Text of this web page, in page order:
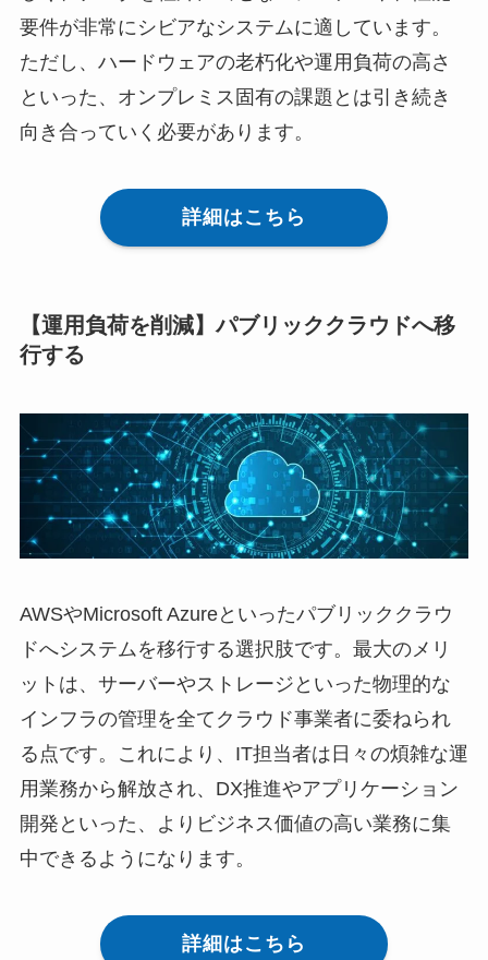
要件が非常にシビアなシステムに適しています。
ただし、ハードウェアの老朽化や運用負荷の高さ
といった、オンプレミス固有の課題とは引き続き
向き合っていく必要があります。
詳細はこちら
【運用負荷を削減】パブリッククラウドへ移
行する
AWSやMicrosoft Azureといったパブリッククラウ
ドへシステムを移行する選択肢です。最大のメリ
ットは、サーバーやストレージといった物理的な
インフラの管理を全てクラウド事業者に委ねられ
る点です。これにより、IT担当者は日々の煩雑な運
用業務から解放され、DX推進やアプリケーション
開発といった、よりビジネス価値の高い業務に集
中できるようになります。
詳細はこちら